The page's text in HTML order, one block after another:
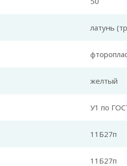
латунь
желтый
У1 по
11Б27п
11Б27п